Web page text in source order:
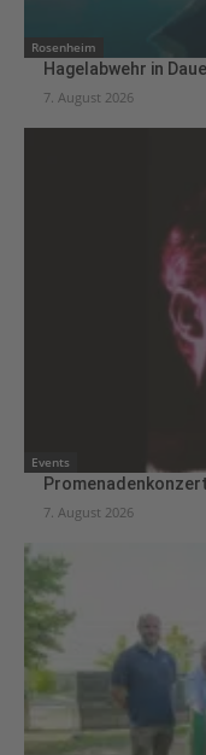
Rosenheim
Hagelabwehr in
7. August 2026
Events
7. August 2026